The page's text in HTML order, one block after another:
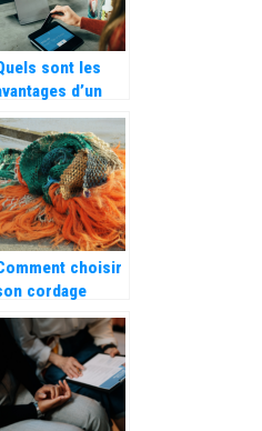
sont les
d’un
sur
?
choisir
cordage
?